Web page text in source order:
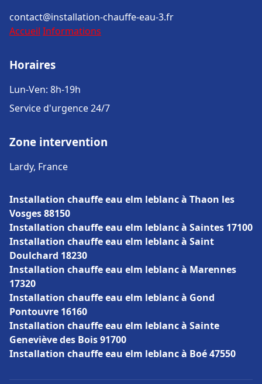
contact@installation-chauffe-eau-3.fr
Accueil Informations
Horaires
Lun-Ven: 8h-19h
Service d'urgence 24/7
Zone intervention
Lardy, France
Installation chauffe eau elm leblanc à Thaon les
Vosges 88150
Installation chauffe eau elm leblanc à Saintes 17100
Installation chauffe eau elm leblanc à Saint
Doulchard 18230
Installation chauffe eau elm leblanc à Marennes
17320
Installation chauffe eau elm leblanc à Gond
Pontouvre 16160
Installation chauffe eau elm leblanc à Sainte
Geneviève des Bois 91700
Installation chauffe eau elm leblanc à Boé 47550